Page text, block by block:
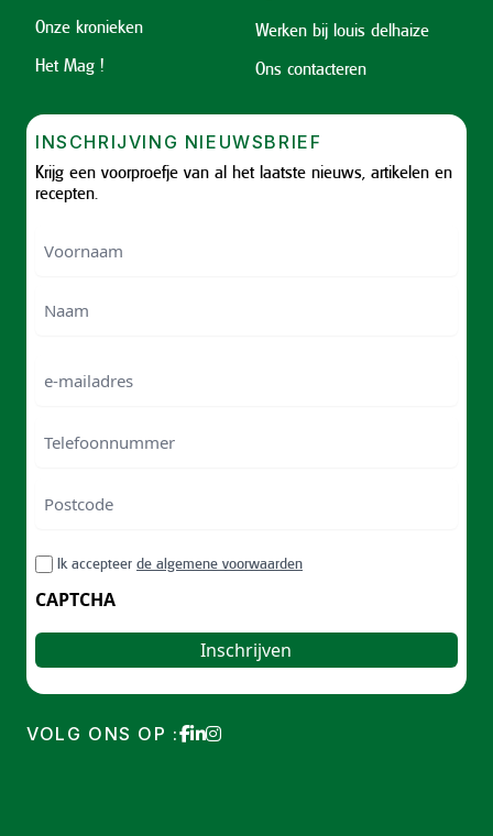
Onze kronieken
Het Mag !
Werken bij louis delhaize
Ons contacteren
INSCHRIJVING NIEUWSBRIEF
Krijg een voorproefje van al het laatste nieuws, artikelen en
recepten.
mailadres
/
Postal
RGPDIk accepteer de algemene voorwaarden
CAPTCHA
VOLG ONS OP :